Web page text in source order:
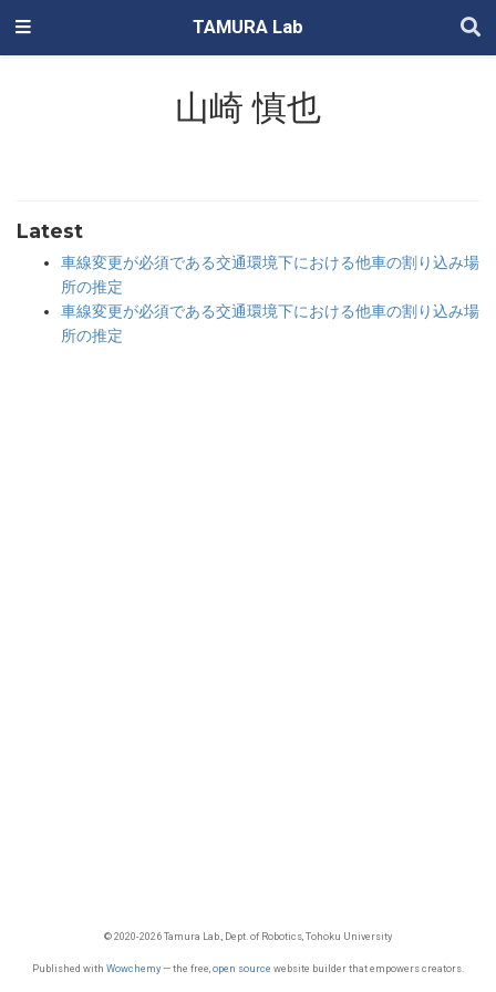
TAMURA Lab
山崎 慎也
Latest
車線変更が必須である交通環境下における他車の割り込み場
所の推定
車線変更が必須である交通環境下における他車の割り込み場
所の推定
© 2020-2026 Tamura Lab., Dept. of Robotics, Tohoku University
Published with Wowchemy— the free, open source website builder that empowers creators.